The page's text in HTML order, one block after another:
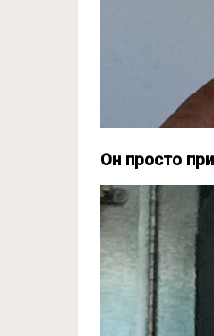
Он просто